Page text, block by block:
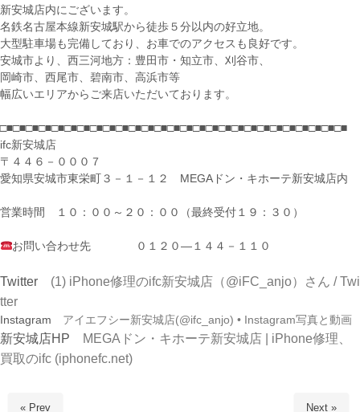
新安城店内にございます。
名鉄名古屋本線新安城駅から徒歩５分以内の好立地。
大型駐車場も完備しており、お車でのアクセスも良好です。
安城市より、西三河地方：豊田市・知立市、刈谷市、
岡崎市、西尾市、碧南市、高浜市等
幅広いエリアからご来店いただいております。
□■□■□■□■□■□■□■□■□■□■□■□■□■□■□■□■□■□■□■□■□■□■□■□■□■□■□■
ifc新安城店
〒４４６－０００７
愛知県安城市東栄町３－１－１２ MEGAドン・キホーテ新安城店内
営業時間 １０：００～２０：００（最終受付１９：３０）
お問い合わせ先 ０１２０―１４４－１１０
Twitter (1) iPhone修理のifc新安城店（@iFC_anjo）さん / Twi
tter
Instagram アイエフシー新安城店(@ifc_anjo) • Instagram写真と動画
新安城店HP
MEGAドン・キホーテ新安城店 | iPhone修理、
買取のifc (iphonefc.net)
« Prev Next »